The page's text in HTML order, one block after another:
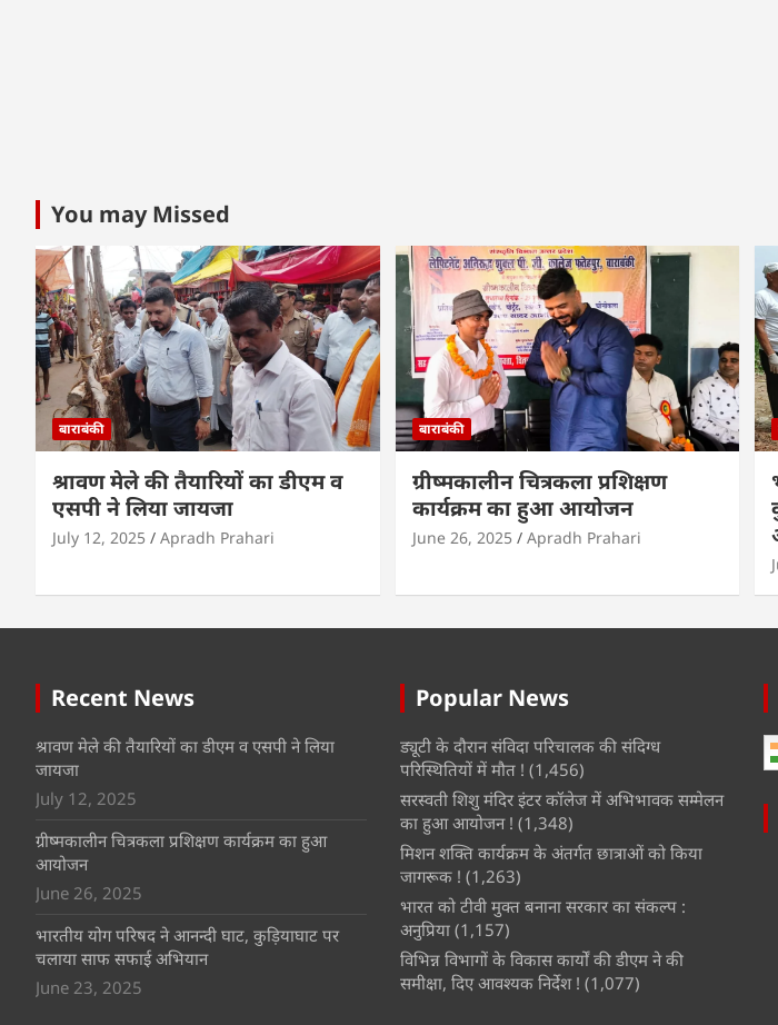
You may Missed
बाराबंकी
श्रावण मेले की तैयारियों का डीएम व
एसपी ने लिया जायजा
July 12, 2025 Apradh Prahari
बाराबंकी
ग्रीष्मकालीन चित्रकला प्रशिक्षण
कार्यक्रम का हुआ आयोजन
June 26, 2025 Apradh Prahari
Recent News
श्रावण मेले की तैयारियों का डीएम व एसपी ने लिया
जायजा
July 12, 2025
ग्रीष्मकालीन चित्रकला प्रशिक्षण कार्यक्रम का हुआ
आयोजन
June 26, 2025
भारतीय योग परिषद ने आनन्दी घाट, कुड़ियाघाट पर
चलाया साफ सफाई अभियान
June 23, 2025
Popular News
ड्यूटी के दौरान संविदा परिचालक की संदिग्ध
परिस्थितियों में मौत ! (1,456)
सरस्वती शिशु मंदिर इंटर कॉलेज में अभिभावक सम्मेलन
का हुआ आयोजन ! (1,348)
मिशन शक्ति कार्यक्रम के अंतर्गत छात्राओं को किया
जागरूक ! (1,263)
भारत को टीवी मुक्त बनाना सरकार का संकल्प :
अनुप्रिया (1,157)
विभिन्न विभागों के विकास कार्यों की डीएम ने की
समीक्षा, दिए आवश्यक निर्देश ! (1,077)